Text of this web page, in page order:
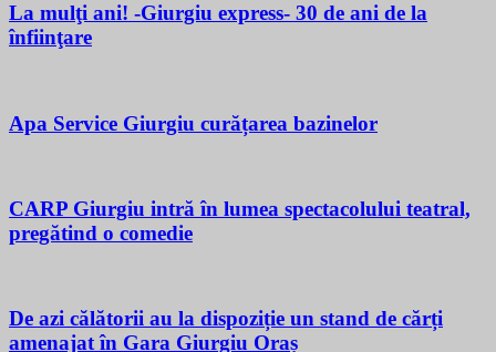
La mulţi ani! -Giurgiu express- 30 de ani de la
înfiinţare
Apa Service Giurgiu curățarea bazinelor
CARP Giurgiu intră în lumea spectacolului teatral,
pregătind o comedie
De azi călătorii au la dispoziție un stand de cărți
amenajat în Gara Giurgiu Oraș